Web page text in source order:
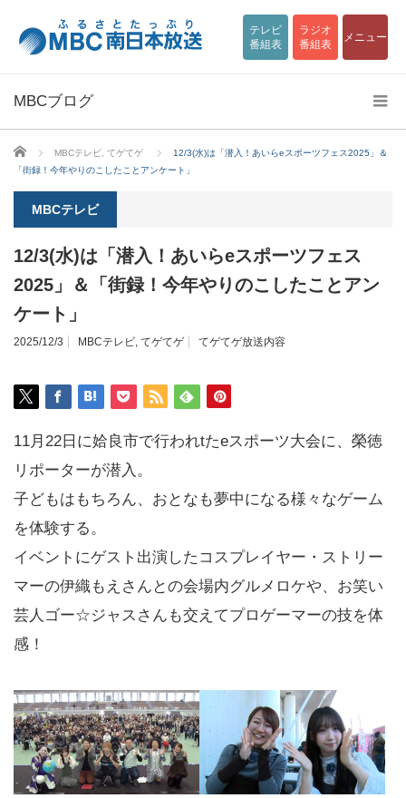
テレビ
番組表
ラジオ
番組表
メニュー
MBCブログ
ホーム MBCテレビ てゲてゲ
12/3(水)は「潜入！あいらeスポーツフェス2025」＆
「街録！今年やりのこしたことアンケート」
MBCテレビ
12/3(水)は「潜入！あいらeスポーツフェス
2025」＆「街録！今年やりのこしたことアン
ケート」
2025/12/3 MBCテレビ, てゲてゲ てゲてゲ放送内容
11月22日に姶良市で行われtたeスポーツ大会に、榮徳
リポーターが潜入。
子どもはもちろん、おとなも夢中になる様々なゲーム
を体験する。
イベントにゲスト出演したコスプレイヤー・ストリー
マーの伊織もえさんとの会場内グルメロケや、お笑い
芸人ゴー☆ジャスさんも交えてプロゲーマーの技を体
感！